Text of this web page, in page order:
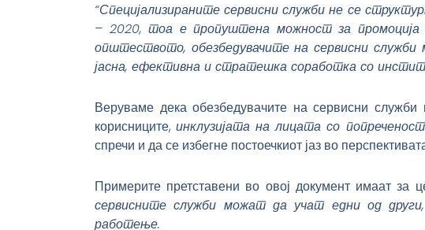
“Специјализираните сервисни служби не се
– 2020, тоа е пропуштена можност за промоција
општеството, обезбедувачите на сервисни
јасна, ефективна и стратешка соработка со
Веруваме дека обезбедувачите на сервисни
корисниците,инклузијата на лицата со
спречи и да се избегне постоечкиот јаз во
Примерите претставени во овој документ имаат за
сервисните служби можат да учат едни од
работење.